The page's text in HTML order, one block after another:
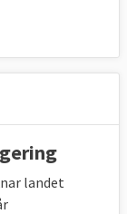
landet